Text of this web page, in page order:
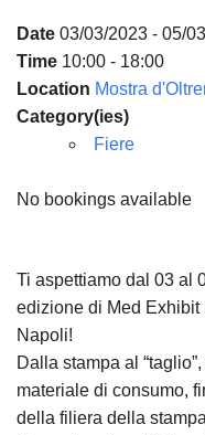
Date 03/03/2023 - 05/
Time 10:00 - 18:00
Location Mostra
Category(ies)
Fiere
No bookings available
Ti aspettiamo dal 03 al
edizione di Med Exhibit
Napoli!
Dalla stampa al
materiale di consumo,
della filiera della